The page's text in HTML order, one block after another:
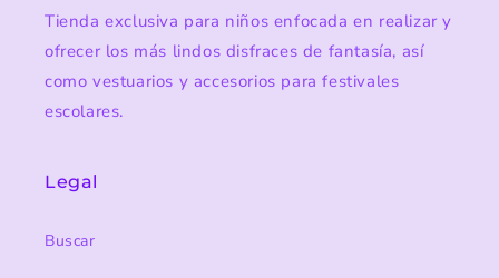
Tienda exclusiva para niños enfocada en realizar y
ofrecer los más lindos disfraces de fantasía, así
como vestuarios y accesorios para festivales
escolares.
Legal
Buscar